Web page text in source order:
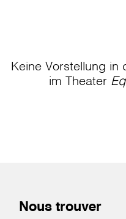
Keine Vorstellung in
im Theater
Nous trouver